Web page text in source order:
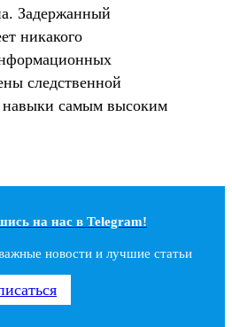
Задержанный
никакого
следственной
навыки самым высоким
на наc в Telegram!
новости и лучшие статьи